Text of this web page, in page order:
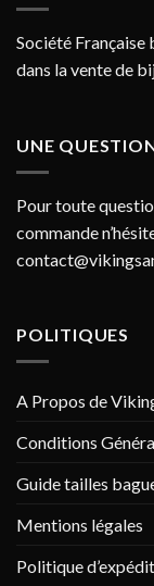
Société Française
dans la vente de
UNE
Pour toute
commande
POLITIQUES
A Propos de
Conditions
Guide tailles
Mentions légales
Politique